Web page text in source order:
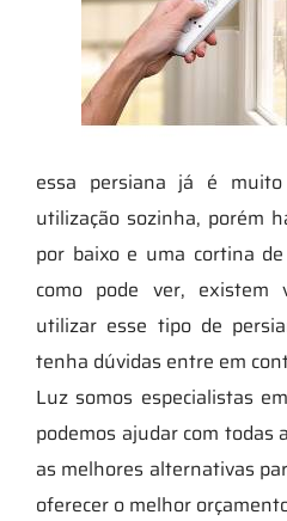
essa persiana já é
utilização sozinha, porém
por baixo e uma cortina
como pode ver, existem
utilizar esse tipo de
tenha dúvidas entre em
Luz somos especialistas
podemos ajudar com todas
as melhores alternativas
oferecer o melhor